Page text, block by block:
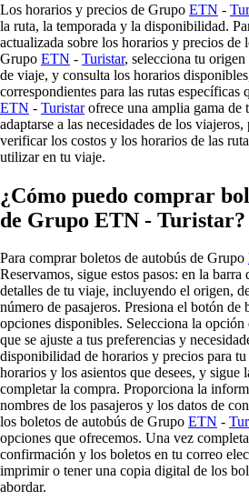
Los horarios y precios de Grupo ETN -
la ruta, la temporada y la disponibilidad.
actualizada sobre los horarios y precios de
Grupo ETN - Turistar, selecciona tu
de viaje, y consulta los horarios
correspondientes para las rutas específicas
ETN - Turistarofrece una amplia gama de
adaptarse a las necesidades de los
verificar los costos y los horarios de las
utilizar en tu viaje.
¿Cómo puedo comprar
de Grupo ETN - Turistar?
Para comprar boletos de autobús de Grupo
Reservamos, sigue estos pasos: en la
detalles de tu viaje, incluyendo el origen,
número de pasajeros. Presiona el botón de
opciones disponibles. Selecciona la opción
que se ajuste a tus preferencias y
disponibilidad de horarios y precios para
horarios y los asientos que desees, y sigue
completar la compra. Proporciona la
nombres de los pasajeros y los datos de
los boletos de autobús de Grupo ETN -
opciones que ofrecemos. Una vez
confirmación y los boletos en tu correo
imprimir o tener una copia digital de los
abordar.